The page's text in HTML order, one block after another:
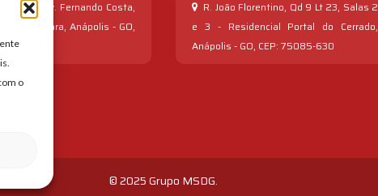
o
- Av. Fernando Costa,
- Vila Jaiara, Anápolis - GO,
780
R. João Florentino, Qd 9 Lt 23, Salas 2
e 3 - Residencial Portal do Cerrado,
Anápolis - GO, CEP: 75085-630
© 2025 Grupo MSDG.